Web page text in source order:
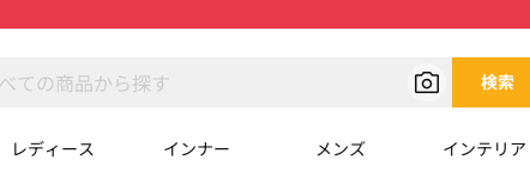
検索
レディース インナー メンズ インテリア